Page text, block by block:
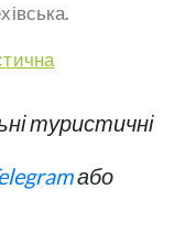
туристичні
або